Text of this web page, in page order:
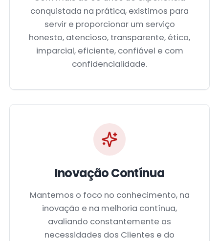
conquistada na prática, existimos para
servir e proporcionar um serviço
honesto, atencioso, transparente, ético,
imparcial, eficiente, confiável e com
confidencialidade.
Inovação Contínua
Mantemos o foco no conhecimento, na
inovação e na melhoria contínua,
avaliando constantemente as
necessidades dos Clientes e do